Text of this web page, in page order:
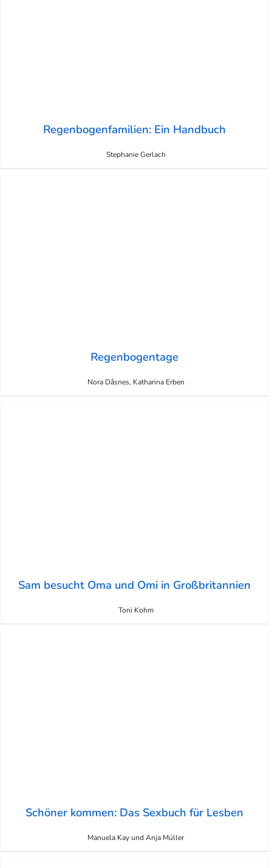
Regenbogenfamilien: Ein Handbuch
Stephanie Gerlach
Regenbogentage
Nora Dåsnes, Katharina Erben
Sam besucht Oma und Omi in Großbritannien
Toni Kohm
Schöner kommen: Das Sexbuch für Lesben
Manuela Kay und Anja Müller